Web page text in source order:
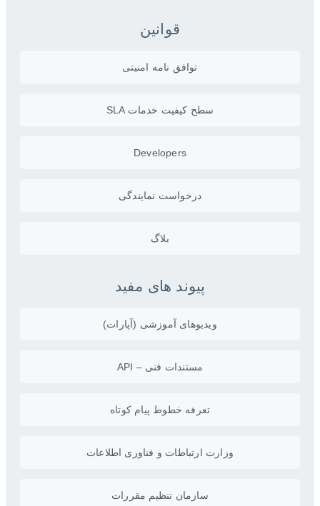
قوانین
توافق نامه امنیتی
سطح کیفیت خدمات SLA
Developers
درخواست نمایندگی
بلاگ
پیوند های مفید
ویدیو‌های آموزشی (آپارات)
مستندات فنی – API
تعرفه خطوط پیام کوتاه
وزارت ارتباطات و فناوری اطلاعات
سازمان تنظیم مقررات